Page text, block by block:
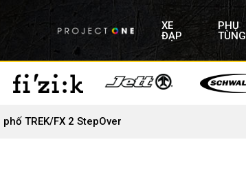
XE
ĐẠP
PHỤ
TÙNG
TREK/FX 2 StepOver